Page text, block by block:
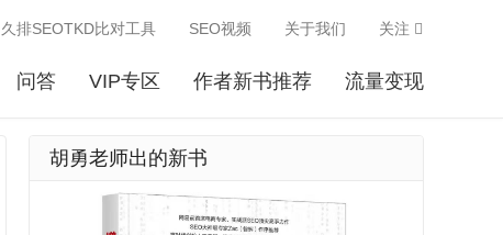
问答 VIP专区 作者新书推荐 流量变现
久排SEOTKD比对工具 SEO视频 关于我们 关注
胡勇老师出的新书